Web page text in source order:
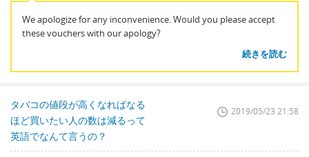
We apologize for any inconvenience. Would you please accept
these vouchers with our apology?
続きを読む
タバコの値段が高くなればなる
ほど買いたい人の数は減るって
英語でなんて言うの？
2019/05/23 21:58